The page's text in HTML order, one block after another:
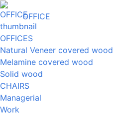
OFFICE
OFFICES
Natural Veneer covered wood
Melamine covered wood
Solid wood
CHAIRS
Managerial
Work